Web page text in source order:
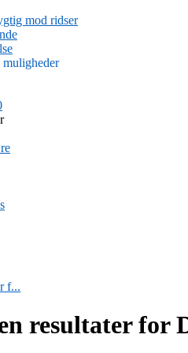
mod ridser
muligheder
f...
resultater for